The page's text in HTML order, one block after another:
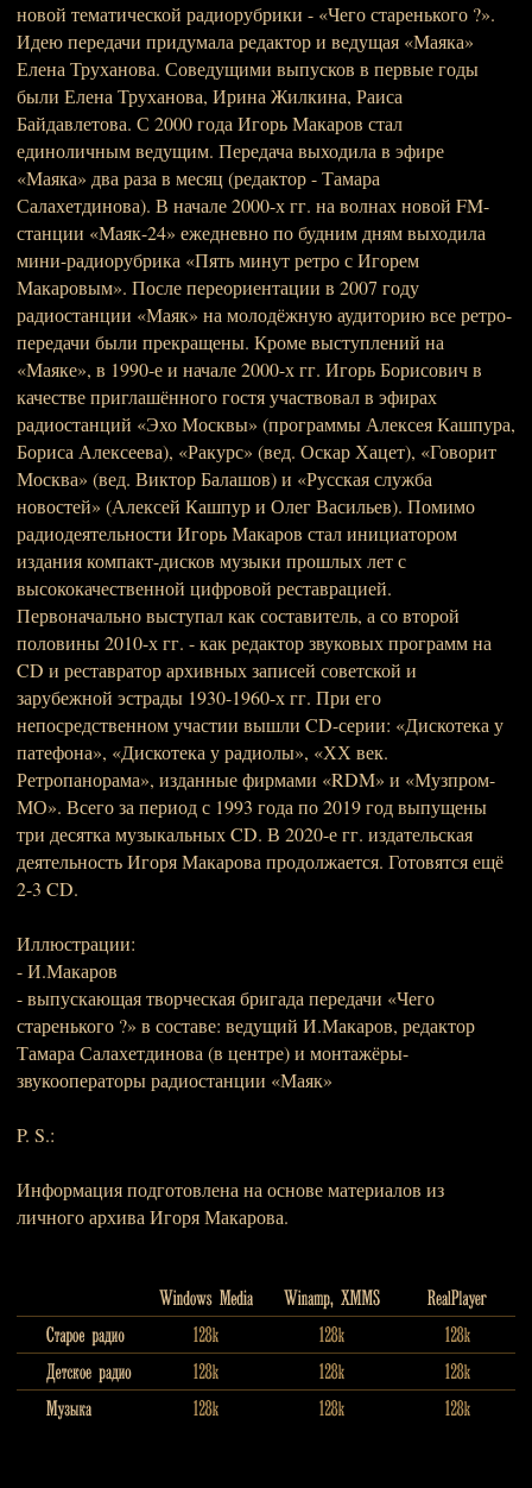
новой тематической радиорубрики - «Чего старенького ?».
Идею передачи придумала редактор и ведущая «Маяка»
Елена Труханова. Соведущими выпусков в первые годы
были Елена Труханова, Ирина Жилкина, Раиса
Байдавлетова. С 2000 года Игорь Макаров стал
единоличным ведущим. Передача выходила в эфире
«Маяка» два раза в месяц (редактор - Тамара
Салахетдинова). В начале 2000-х гг. на волнах новой FM-
станции «Маяк-24» ежедневно по будним дням выходила
мини-радиорубрика «Пять минут ретро с Игорем
Макаровым». После переориентации в 2007 году
радиостанции «Маяк» на молодёжную аудиторию все ретро-
передачи были прекращены. Кроме выступлений на
«Маяке», в 1990-е и начале 2000-х гг. Игорь Борисович в
качестве приглашённого гостя участвовал в эфирах
радиостанций «Эхо Москвы» (программы Алексея Кашпура,
Бориса Алексеева), «Ракурс» (вед. Оскар Хацет), «Говорит
Москва» (вед. Виктор Балашов) и «Русская служба
новостей» (Алексей Кашпур и Олег Васильев). Помимо
радиодеятельности Игорь Макаров стал инициатором
издания компакт-дисков музыки прошлых лет с
высококачественной цифровой реставрацией.
Первоначально выступал как составитель, а со второй
половины 2010-х гг. - как редактор звуковых программ на
CD и реставратор архивных записей советской и
зарубежной эстрады 1930-1960-х гг. При его
непосредственном участии вышли CD-серии: «Дискотека у
патефона», «Дискотека у радиолы», «ХХ век.
Ретропанорама», изданные фирмами «RDM» и «Музпром-
МО». Всего за период с 1993 года по 2019 год выпущены
три десятка музыкальных CD. В 2020-е гг. издательская
деятельность Игоря Макарова продолжается. Готовятся ещё
2-3 CD.
Иллюстрации:
- И.Макаров
- выпускающая творческая бригада передачи «Чего
старенького ?» в составе: ведущий И.Макаров, редактор
Тамара Салахетдинова (в центре) и монтажёры-
звукооператоры радиостанции «Маяк»
P. S.:
Информация подготовлена на основе материалов из
личного архива Игоря Макарова.